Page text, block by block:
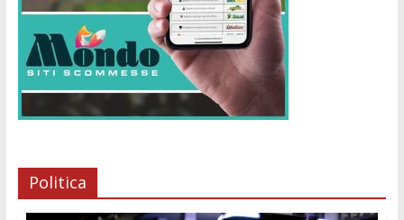
Politica